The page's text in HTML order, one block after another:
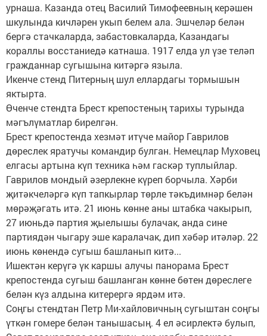
урнаша. Казанда отец Василий Тимофеевның керәшен
шкулында кичләрен укып белем ала. Эшчеләр белән
бергә стачкаларда, забастовкаларда, Казандагы
кораллы восстаниедә катнаша. 1917 елда ул үзе теләп
гражданнар сугышына китәргә языла.
Икенче стенд Питерның шул еллардагы тормышын
яктырта.
Өченче стендта Брест крепостеның тарихы турында
мәгълүматлар бирелгән.
Брест крепостенда хезмәт итүче майор Гаврилов
дөреслек яратучы командир булган. Немецлар Муховец
елгасы артына күп техника һәм гаскәр туплыйлар.
Гаврилов мондый әзерлекне күреп борчыла. Хәрби
җитәкчеләргә күп тапкырлар төрле тәкъдимнәр белән
мөрәҗәгать итә. 21 июнь көнне аны штабка чакырып,
27 июньдә партия җыелышы булачак, анда сине
партиядән чыгару эше каралачак, дип хәбәр итәләр. 22
июнь көнендә сугыш башланып китә...
Ишектән керүгә үк каршы алучы панорама Брест
крепостенда сугыш башланган көнне бөтен дөреслеге
белән күз алдына китерергә ярдәм итә.
Соңгы стендтан Петр Ми-хайловичның сугыштан соңгы
үткән гомере белән танышасың. 4 ел әсирлектә булып,